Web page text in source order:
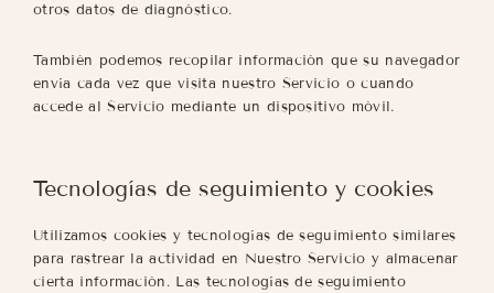
otros datos de diagnóstico.
También podemos recopilar información que su navegador
envía cada vez que visita nuestro Servicio o cuando
accede al Servicio mediante un dispositivo móvil.
Tecnologías de seguimiento y cookies
Utilizamos cookies y tecnologías de seguimiento similares
para rastrear la actividad en Nuestro Servicio y almacenar
cierta información. Las tecnologías de seguimiento